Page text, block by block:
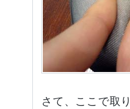
さて、ここで取